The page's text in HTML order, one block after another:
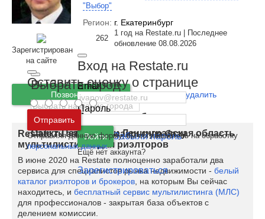
Выбрать город
Москва и
Московская область
Санкт-Петербург иЛенинградская область
Вход на Restate.ru
Email
Пароль
Войти Забыли пароль
Ещё нет аккаунта?
Зарегистрироваться
Зарегистрирован
на сайте
"Выбор"
Регион: г. Екатеринбург
262
1 год на Restate.ru | Последнее
обновление 08.08.2026
Позвонить Ошибка или удалить
Restate.ru запускает закрытую базу
мультилистинга для риэлторов
В июне 2020 на Restate полноценно заработали два
сервиса для специалистов рынка недвижимости - белый
каталог риэлторов и брокеров, на которым Вы сейчас
находитесь, и бесплатный сервис мультилистинга (МЛС)
для профессионалов - закрытая база объектов с
делением комиссии.
Оставить оценку о странице
Отправить
Отправляя данную форму, вы соглашаетесь на обработку
персональных данных